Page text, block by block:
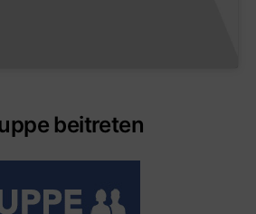
beitreten